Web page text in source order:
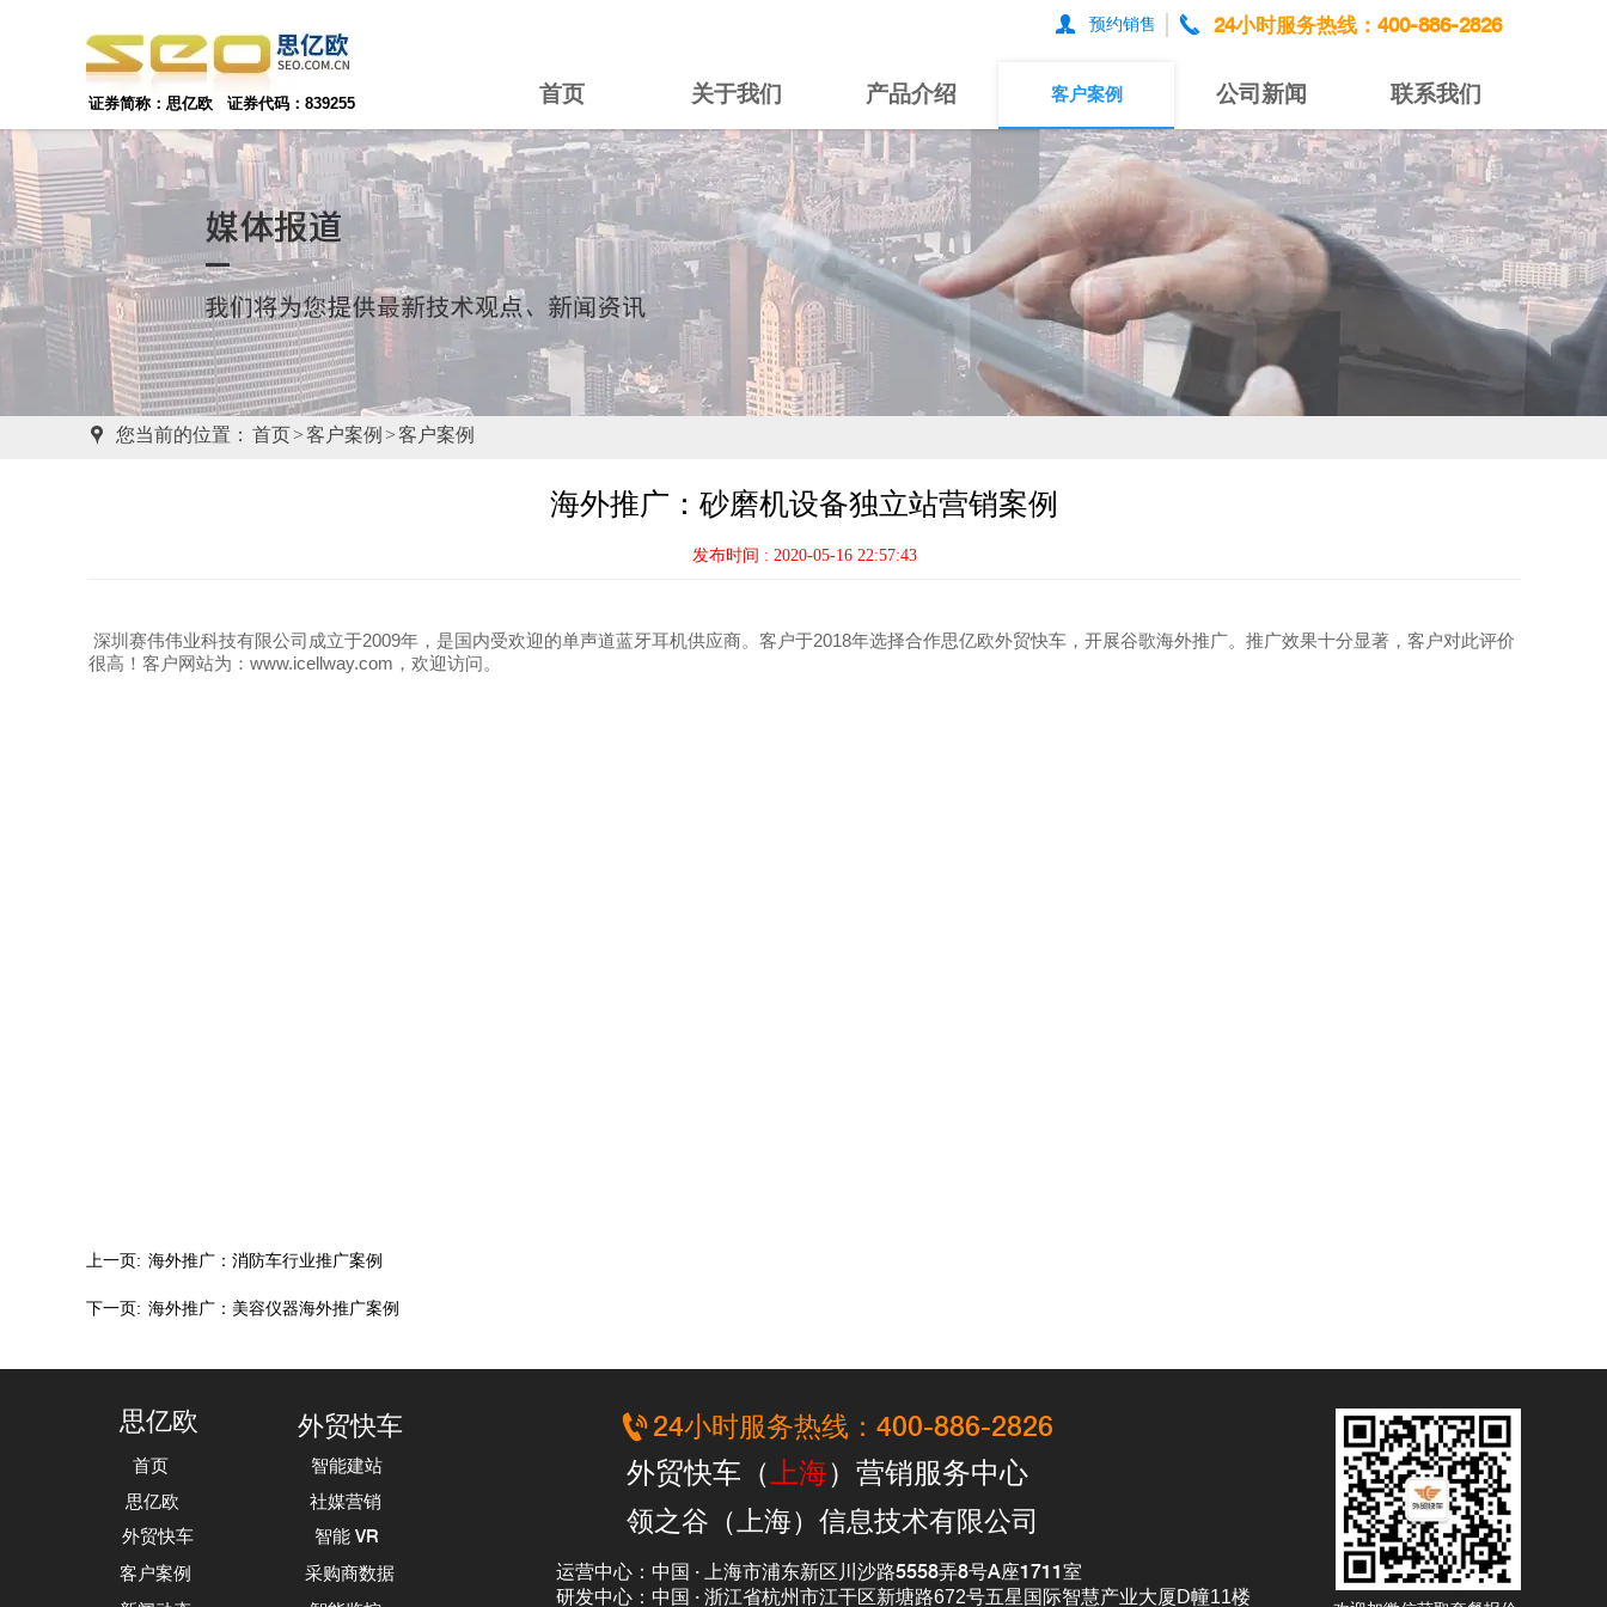
首页 关于我们 产品介绍 客户案例 公司新闻 联系我们
 24小时服务热线：400-886-2826
 预约销售
证券简称：思亿欧 证券代码：839255
思亿欧 外贸快车 24小时服务热线：400-886-2826
首页
思亿欧
外贸快车
客户案例
智能建站
社媒营销
智能 VR
采购商数据
外贸快车（ 上海）营销服务中心
运营中心：中国 · 上海市浦东新区川沙路5558弄8号A座1711室
研发中心：中国 · 浙江省杭州市江干区新塘路672号五星国际智慧产业大厦D幢11楼
领之谷（上海）信息技术有限公司
海外推广：砂磨机设备独立站营销案例
深圳赛伟伟业科技有限公司成立于2009年，是国内受欢迎的单声道蓝牙耳机供应商。客户于2018年选择合作思亿欧外贸快车，开展谷歌海外推广。推广效果十分显著，客户对此评价
很高！客户网站为：www.icellway.com，欢迎访问。
 您当前的位置： 首页>客户案例 >客户案例
上一页: 海外推广：消防车行业推广案例
下一页: 海外推广：美容仪器海外推广案例
发布时间 : 2020-05-16 22:57:43